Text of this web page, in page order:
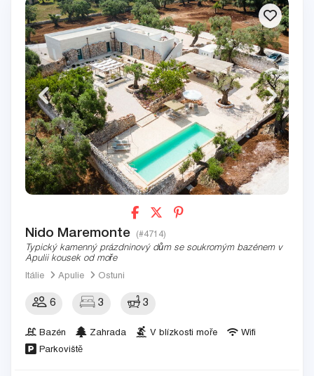
Nido Maremonte (#4714)
Typický kamenný prázdninový dům se soukromým bazénem v
Apulii kousek od moře
Itálie
Apulie Ostuni
6 3 3
Bazén Zahrada V blízkosti moře
Wifi
Parkoviště